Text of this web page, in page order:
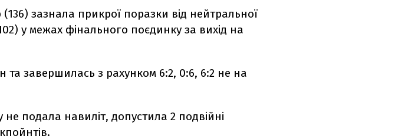
(136) зазнала прикрої поразки від нейтральної
у межах фінального поєдинку за вихід на
та завершилась з рахунком 6:2, 0:6, 6:2 не на
подала навиліт, допустила 2 подвійні